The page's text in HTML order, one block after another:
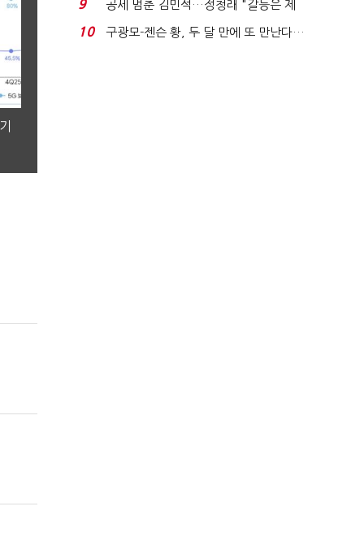
9
공세 멈춘 김민석…정청래 "갈등은 제
가 수습"
10
구광모-젠슨 황, 두 달 만에 또 만난다…